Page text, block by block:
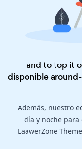
and to top it
disponible
Además, nuestro
día y noche para
LaawerZone